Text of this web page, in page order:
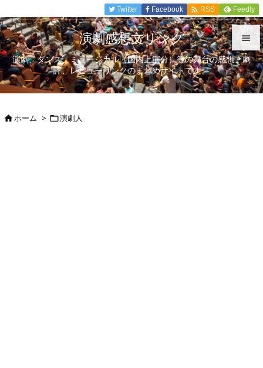


メニュ

Twitter Facebook  RSS Feedly
演劇感想文リンク
演劇、ダンス、ミュージカル（国内上演分）等の舞台の感想、劇
評、レビューリンクのまとめサイトです。
ホーム > 演劇人